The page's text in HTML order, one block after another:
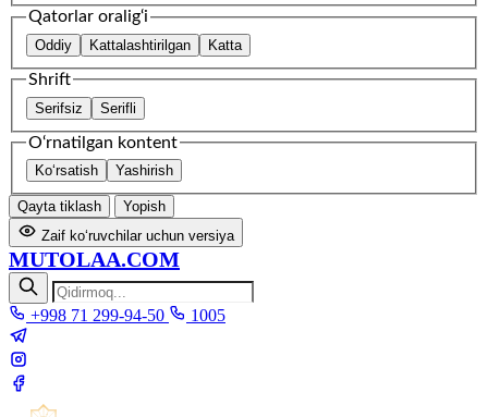
Qatorlar oralig‘i
Oddiy Kattalashtirilgan Katta
Shrift
Serifsiz Serifli
O‘rnatilgan kontent
Ko‘rsatish Yashirish
Qayta tiklash
Yopish
Zaif ko‘ruvchilar uchun versiya
MUTOLAA.COM
+998 71 299-94-50 1005